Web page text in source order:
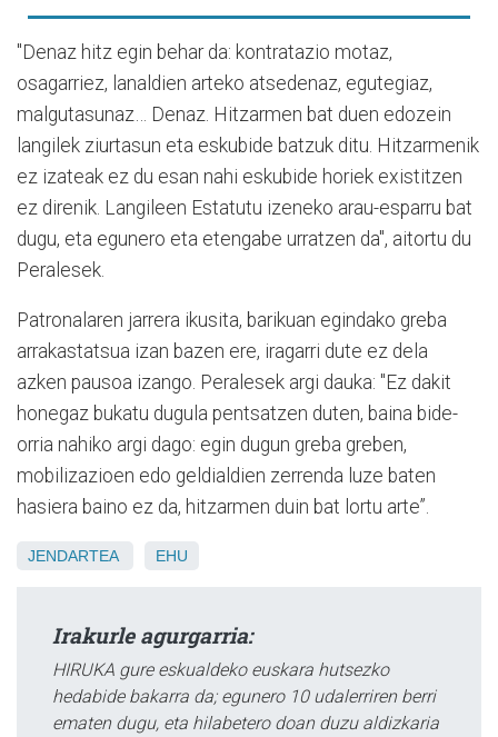
"Denaz hitz egin behar da: kontratazio motaz,
osagarriez, lanaldien arteko atsedenaz, egutegiaz,
malgutasunaz… Denaz. Hitzarmen bat duen edozein
langilek ziurtasun eta eskubide batzuk ditu. Hitzarmenik
ez izateak ez du esan nahi eskubide horiek existitzen
ez direnik. Langileen Estatutu izeneko arau-esparru bat
dugu, eta egunero eta etengabe urratzen da", aitortu du
Peralesek.
Patronalaren jarrera ikusita, barikuan egindako greba
arrakastatsua izan bazen ere, iragarri dute ez dela
azken pausoa izango. Peralesek argi dauka: "Ez dakit
honegaz bukatu dugula pentsatzen duten, baina bide-
orria nahiko argi dago: egin dugun greba greben,
mobilizazioen edo geldialdien zerrenda luze baten
hasiera baino ez da, hitzarmen duin bat lortu arte”.
JENDARTEA EHU
Irakurle agurgarria:
HIRUKA gure eskualdeko euskara hutsezko
hedabide bakarra da; egunero 10 udalerriren berri
ematen dugu, eta hilabetero doan duzu aldizkaria